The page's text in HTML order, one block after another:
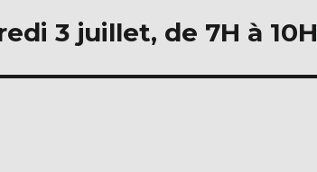
3 juillet, de 7H à 10H